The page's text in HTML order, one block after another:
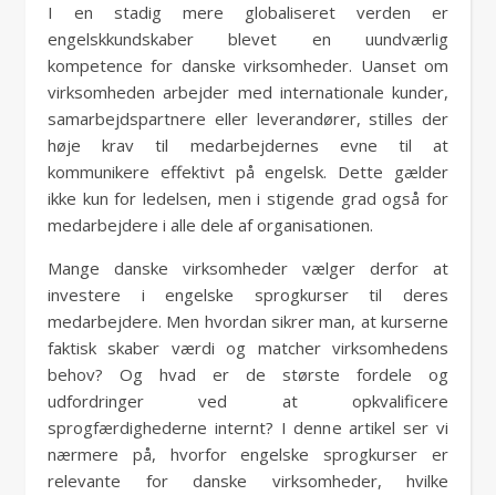
I en stadig mere globaliseret verden er
engelskkundskaber blevet en uundværlig
kompetence for danske virksomheder. Uanset om
virksomheden arbejder med internationale kunder,
samarbejdspartnere eller leverandører, stilles der
høje krav til medarbejdernes evne til at
kommunikere effektivt på engelsk. Dette gælder
ikke kun for ledelsen, men i stigende grad også for
medarbejdere i alle dele af organisationen.
Mange danske virksomheder vælger derfor at
investere i engelske sprogkurser til deres
medarbejdere. Men hvordan sikrer man, at kurserne
faktisk skaber værdi og matcher virksomhedens
behov? Og hvad er de største fordele og
udfordringer ved at opkvalificere
sprogfærdighederne internt? I denne artikel ser vi
nærmere på, hvorfor engelske sprogkurser er
relevante for danske virksomheder, hvilke